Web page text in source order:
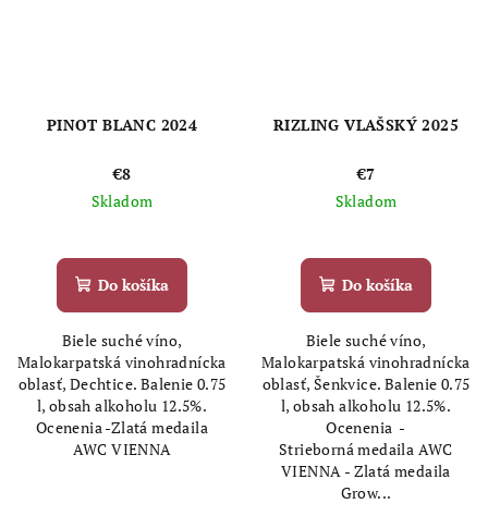
PINOT BLANC 2024
€8
Skladom
Do košíka
Biele suché víno,
Malokarpatská vinohradnícka
oblasť, Dechtice. Balenie 0.75
l, obsah alkoholu 12.5%.
Ocenenia -Zlatá medaila
AWC VIENNA
RIZLING VLAŠSKÝ 2025
€7
Skladom
Do košíka
Biele suché víno,
Malokarpatská vinohradnícka
oblasť, Šenkvice. Balenie 0.75
l, obsah alkoholu 12.5%.
Ocenenia -
Strieborná medaila AWC
VIENNA - Zlatá medaila
Grow...